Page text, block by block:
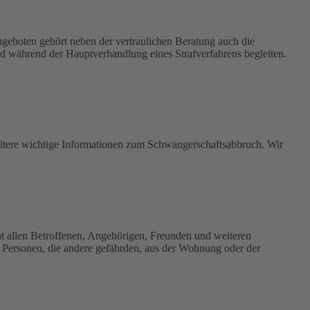
gehört neben der vertraulichen Beratung auch die
der Hauptverhandlung eines Strafverfahrens begleiten.
wichtige Informationen zum Schwangerschaftsabbruch. Wir
allen Betroffenen, Angehörigen, Freunden und weiteren
die andere gefährden, aus der Wohnung oder der